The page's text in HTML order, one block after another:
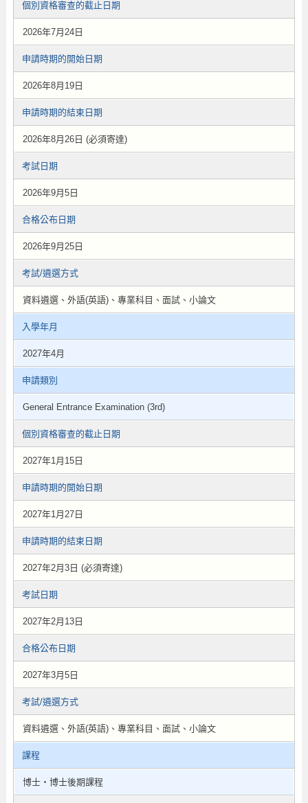
個別資格審查的截止日期
2026年7月24日
申請時期的開始日期
2026年8月19日
申請時期的結束日期
2026年8月26日 (必須寄達)
考試日期
2026年9月5日
合格公布日期
2026年9月25日
考試/遴選方式
資料遴選、外語(英語)、專業科目、面試、小論文
入學年月
2027年4月
申請類別
General Entrance Examination (3rd)
個別資格審查的截止日期
2027年1月15日
申請時期的開始日期
2027年1月27日
申請時期的結束日期
2027年2月3日 (必須寄達)
考試日期
2027年2月13日
合格公布日期
2027年3月5日
考試/遴選方式
資料遴選、外語(英語)、專業科目、面試、小論文
課程
博士・博士後期課程